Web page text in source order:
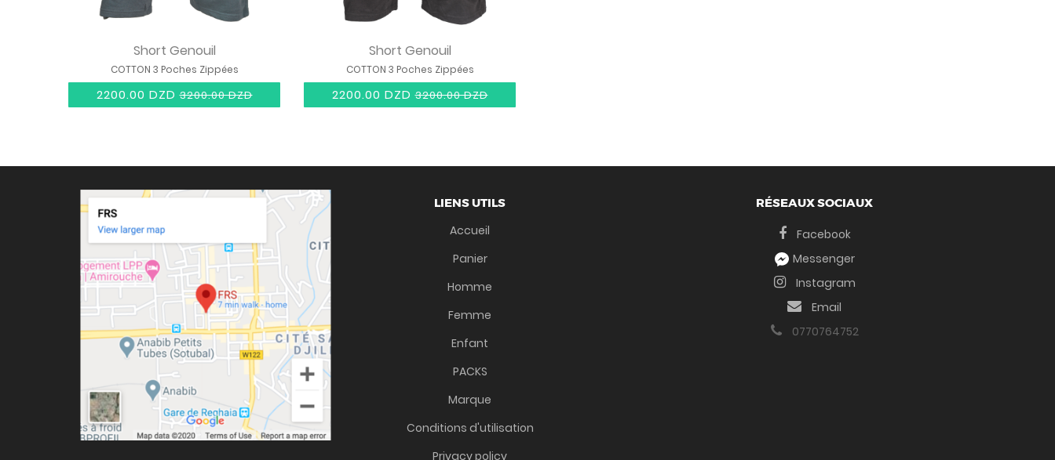
Short Genouil
COTTON 3 Poches Zippées
2200.00 DZD3200.00 DZD
Short Genouil
COTTON 3 Poches Zippées
2200.00 DZD3200.00 DZD
LIENS UTILS
Accueil
Panier
Homme
Femme
Enfant
PACKS
Marque
Conditions d'utilisation
Privacy policy
RÉSEAUX SOCIAUX
Facebook
Messenger
Instagram
Email
0770764752